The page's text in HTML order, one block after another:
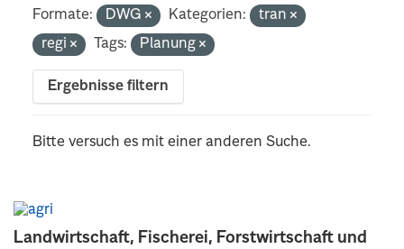
Landwirtschaft, Fischerei, Forstwirtschaft und
Formate: DWG Kategorien:
tran
regi
Tags: Planung
Ergebnisse filtern
Bitte versuch es mit einer anderen Suche.